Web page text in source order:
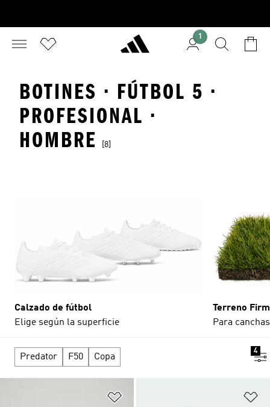
1
BOTINES · FÚTBOL 5 ·
PROFESIONAL ·
HOMBRE
[8]
Calzado de fútbol
Elige según la superficie
Terreno
Para
Predator F50 Copa
4